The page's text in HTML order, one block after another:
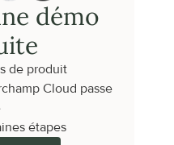
démo
de produit
Cloud passe
étapes